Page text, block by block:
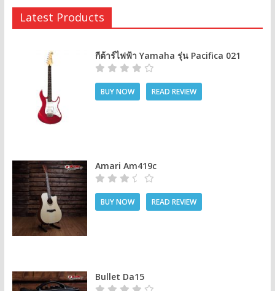
Latest Products
กีต้าร์ไฟฟ้า Yamaha รุ่น Pacifica 021
BUY NOW READ REVIEW
Amari Am419c
BUY NOW READ REVIEW
Bullet Da15